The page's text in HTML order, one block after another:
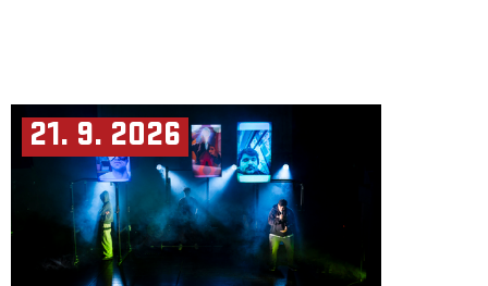
21. 9. 2026